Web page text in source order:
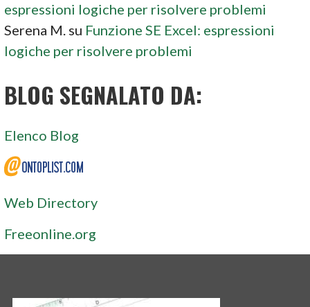
espressioni logiche per risolvere problemi
Serena M. su Funzione SE Excel: espressioni
logiche per risolvere problemi
BLOG SEGNALATO DA:
Elenco Blog
Web Directory
Freeonline.org